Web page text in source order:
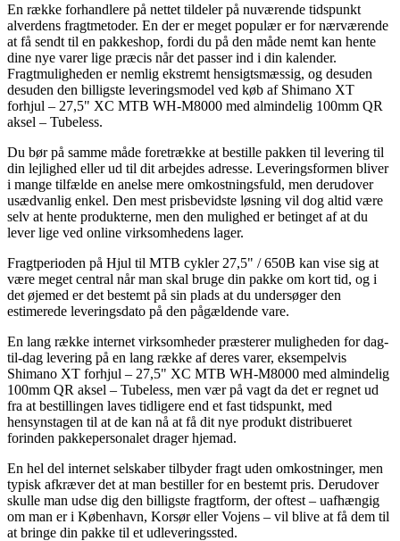
En række forhandlere på nettet tildeler på nuværende tidspunkt
alverdens fragtmetoder. En der er meget populær er for nærværende
at få sendt til en pakkeshop, fordi du på den måde nemt kan hente
dine nye varer lige præcis når det passer ind i din kalender.
Fragtmuligheden er nemlig ekstremt hensigtsmæssig, og desuden
desuden den billigste leveringsmodel ved køb af Shimano XT
forhjul – 27,5" XC MTB WH-M8000 med almindelig 100mm QR
aksel – Tubeless.
Du bør på samme måde foretrække at bestille pakken til levering til
din lejlighed eller ud til dit arbejdes adresse. Leveringsformen bliver
i mange tilfælde en anelse mere omkostningsfuld, men derudover
usædvanlig enkel. Den mest prisbevidste løsning vil dog altid være
selv at hente produkterne, men den mulighed er betinget af at du
lever lige ved online virksomhedens lager.
Fragtperioden på Hjul til MTB cykler 27,5" / 650B kan vise sig at
være meget central når man skal bruge din pakke om kort tid, og i
det øjemed er det bestemt på sin plads at du undersøger den
estimerede leveringsdato på den pågældende vare.
En lang række internet virksomheder præsterer muligheden for dag-
til-dag levering på en lang række af deres varer, eksempelvis
Shimano XT forhjul – 27,5" XC MTB WH-M8000 med almindelig
100mm QR aksel – Tubeless, men vær på vagt da det er regnet ud
fra at bestillingen laves tidligere end et fast tidspunkt, med
hensynstagen til at de kan nå at få dit nye produkt distribueret
forinden pakkepersonalet drager hjemad.
En hel del internet selskaber tilbyder fragt uden omkostninger, men
typisk afkræver det at man bestiller for en bestemt pris. Derudover
skulle man udse dig den billigste fragtform, der oftest – uafhængig
om man er i København, Korsør eller Vojens – vil blive at få dem til
at bringe din pakke til et udleveringssted.